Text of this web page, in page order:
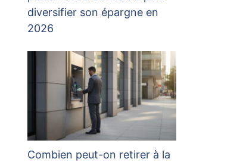
diversifier son épargne en
2026
Combien peut-on retirer à la